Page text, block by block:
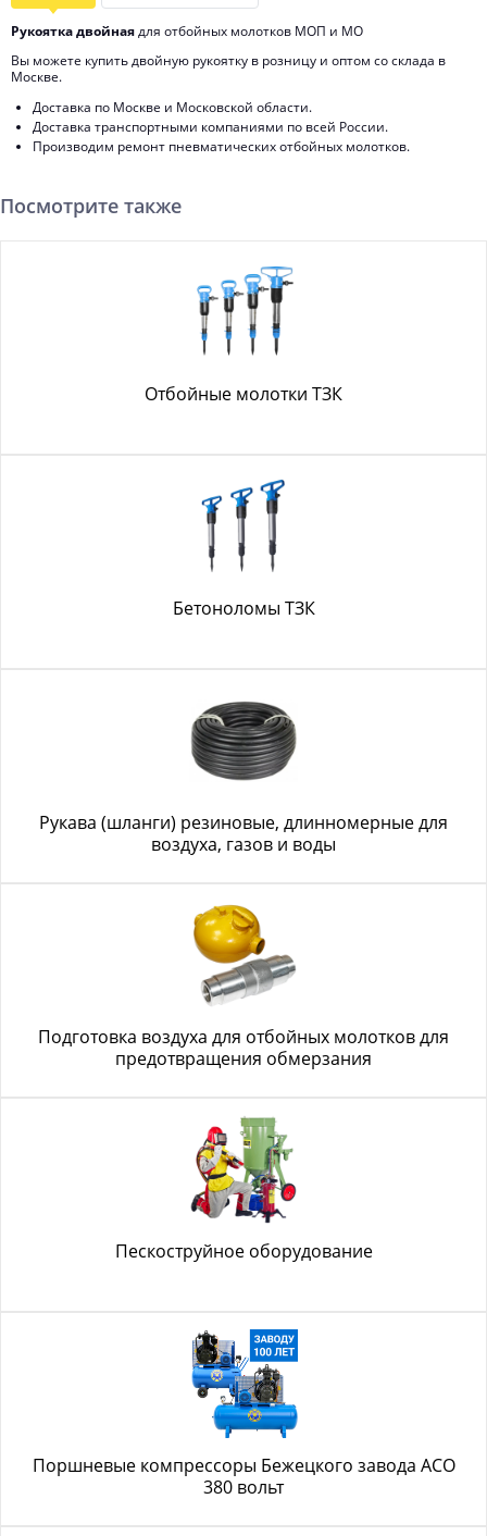
Рукоятка двойнаядля отбойных молотков МОП и МО
Вы можете купить двойную рукоятку в розницу и оптом со склада в
Москве.
Доставка по Москве и Московской области.
Доставка транспортными компаниями по всей России.
Производим ремонт пневматических отбойных молотков.
Посмотрите также
Отбойные молотки ТЗК
Бетоноломы ТЗК
Рукава (шланги) резиновые, длинномерные для
воздуха, газов и воды
Подготовка воздуха для отбойных молотков для
предотвращения обмерзания
Пескоструйное оборудование
Поршневые компрессоры Бежецкого завода АСО
380 вольт